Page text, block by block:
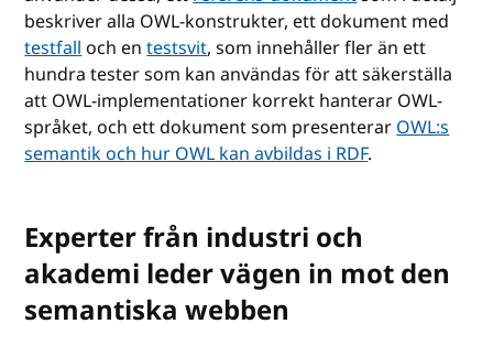
beskriver alla OWL-konstrukter, ett dokument med
testfalloch entestsvit, som innehåller fler än ett
hundra tester som kan användas för att säkerställa
att OWL-implementationer korrekt hanterar OWL-
språket, och ett dokument som presenterarOWL:s
semantik och hur OWL kan avbildas i RDF.
Experter från industri och
akademi leder vägen in mot den
semantiska webben